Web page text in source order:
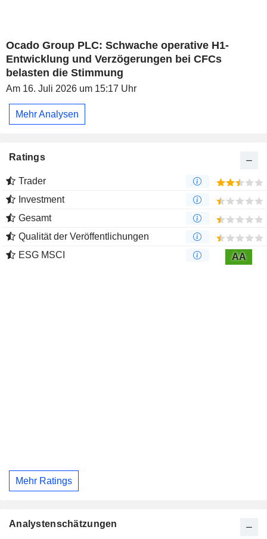
Ocado Group PLC: Schwache operative H1-
Entwicklung und Verzögerungen bei CFCs
belasten die Stimmung
Am 16. Juli 2026 um 15:17 Uhr
Mehr Analysen
Ratings
Trader
Investment
Gesamt
Qualität der Veröffentlichungen
ESG MSCI
AA
Mehr Ratings
Analystenschätzungen